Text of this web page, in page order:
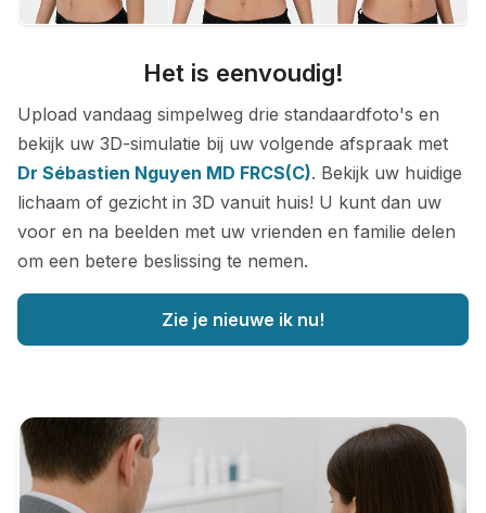
Het is eenvoudig!
Upload vandaag simpelweg drie standaardfoto's en
bekijk uw 3D-simulatie bij uw volgende afspraak met
Dr Sébastien Nguyen MD FRCS(C). Bekijk uw huidige
lichaam of gezicht in 3D vanuit huis! U kunt dan uw
voor en na beelden met uw vrienden en familie delen
om een betere beslissing te nemen.
Zie je nieuwe ik nu!